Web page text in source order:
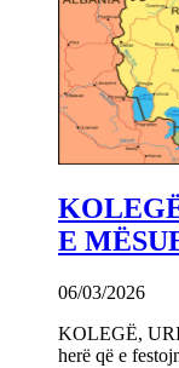
E
06/03/2026
KOLEGË,
herë që e